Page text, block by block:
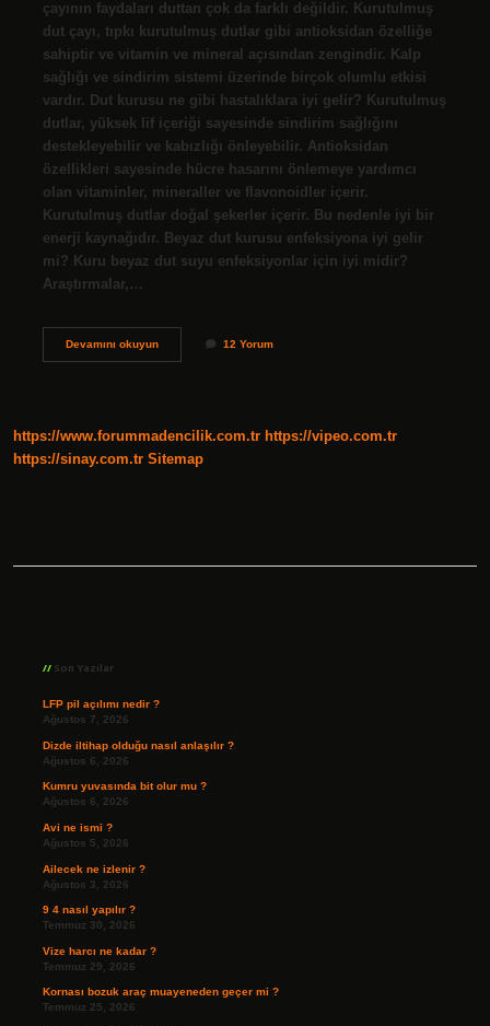
çayının faydaları duttan çok da farklı değildir. Kurutulmuş
dut çayı, tıpkı kurutulmuş dutlar gibi antioksidan özelliğe
sahiptir ve vitamin ve mineral açısından zengindir. Kalp
sağlığı ve sindirim sistemi üzerinde birçok olumlu etkisi
vardır. Dut kurusu ne gibi hastalıklara iyi gelir? Kurutulmuş
dutlar, yüksek lif içeriği sayesinde sindirim sağlığını
destekleyebilir ve kabızlığı önleyebilir. Antioksidan
özellikleri sayesinde hücre hasarını önlemeye yardımcı
olan vitaminler, mineraller ve flavonoidler içerir.
Kurutulmuş dutlar doğal şekerler içerir. Bu nedenle iyi bir
enerji kaynağıdır. Beyaz dut kurusu enfeksiyona iyi gelir
mi? Kuru beyaz dut suyu enfeksiyonlar için iyi midir?
Araştırmalar,…
Devamını okuyunKuru
12 Yorum
https://www.forummadencilik.com.tr https://vipeo.com.tr
https://sinay.com.tr Sitemap
Son Yazılar
LFP pil açılımı nedir ?
Ağustos 7, 2026
Dizde iltihap olduğu nasıl anlaşılır ?
Ağustos 6, 2026
Kumru yuvasında bit olur mu ?
Ağustos 6, 2026
Avi ne ismi ?
Ağustos 5, 2026
Ailecek ne izlenir ?
Ağustos 3, 2026
9 4 nasıl yapılır ?
Temmuz 30, 2026
Vize harcı ne kadar ?
Temmuz 29, 2026
Kornası bozuk araç muayeneden geçer mi ?
Temmuz 25, 2026